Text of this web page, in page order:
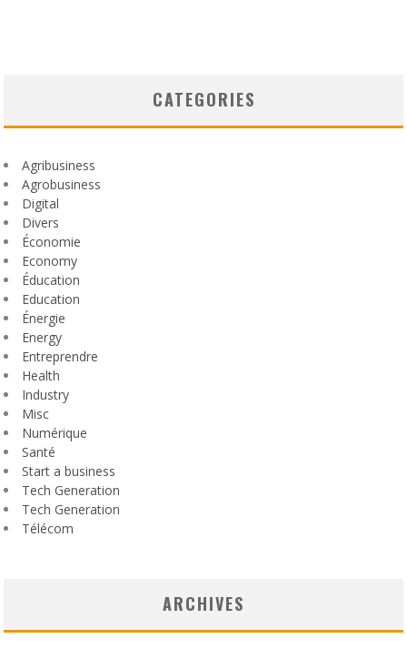
CATEGORIES
Agribusiness
Agrobusiness
Digital
Divers
Économie
Economy
Éducation
Education
Énergie
Energy
Entreprendre
Health
Industry
Misc
Numérique
Santé
Start a business
Tech Generation
Tech Generation
Télécom
ARCHIVES